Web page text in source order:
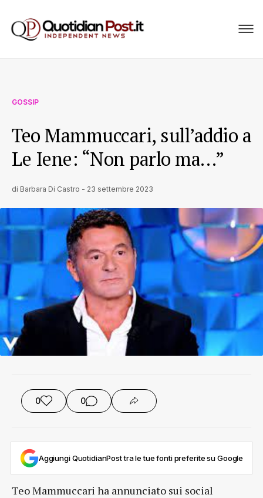
GOSSIP
Teo Mammuccari, sull’addio a
Le Iene: “Non parlo ma…”
di Barbara Di Castro - 23 settembre 2023
0 0
Aggiungi QuotidianPost tra le tue fonti preferite su Google
Teo Mammuccari ha annunciato sui social